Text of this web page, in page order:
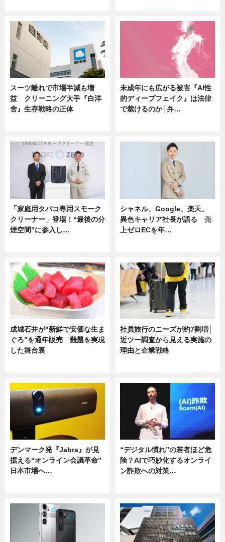
スーツ離れで市場半減も増
益 クリーニング大手『白洋
舍』生存戦略の正体
未成年にも広がる被害『AI性
的ディープフェイク』は法律
で裁けるのか│弁…
「家庭用タバコ専用スモーク
クリーナー」登場！“最後の分
煙空間”に参入し…
シャネル、Google、楽天、
異色キャリア社長が語る 売
上ゼロECを年…
成城石井が"新鮮で安価な生ま
ぐろ"を通年販売 難題を実現
した舞台裏
社員旅行のニーズが約7割増│
近ツー調査から見える実施の
理由と企業戦略
デンマーク発『Jabra』が見
据える“オンライン会議革命”
日本市場へ…
“デジタル慣れ”の若者ほど危
険？AIで巧妙化するオンライ
ン詐欺への対策…